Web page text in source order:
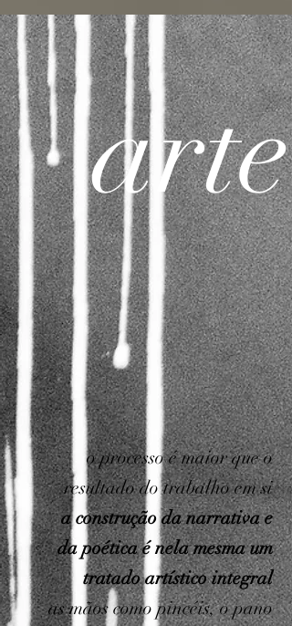
arte
o processo é maior que o
resultado do trabalho em si
a construção da narrativa e
da poética é nela mesma um
tratado artístico integral
as mãos como pincéis, o pano